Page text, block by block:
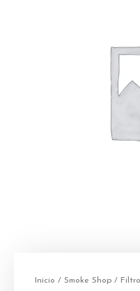
Inicio / Smoke Shop /